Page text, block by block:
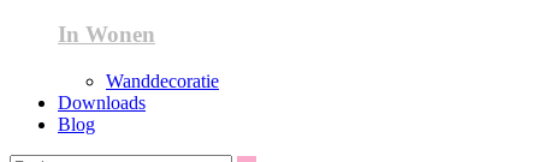
In Wonen
Wanddecoratie
Downloads
Blog